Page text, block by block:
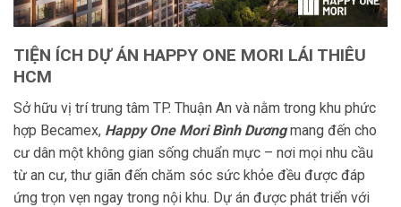
TIỆN ÍCH DỰ ÁN HAPPY ONE MORI LÁI THIÊU
HCM
Sở hữu vị trí trung tâm TP. Thuận An và nằm trong khu phức
hợp Becamex, Happy One Mori Bình Dươngmang đến cho
cư dân một không gian sống chuẩn mực – nơi mọi nhu cầu
từ an cư, thư giãn đến chăm sóc sức khỏe đều được đáp
ứng trọn vẹn ngay trong nội khu. Dự án được phát triển với